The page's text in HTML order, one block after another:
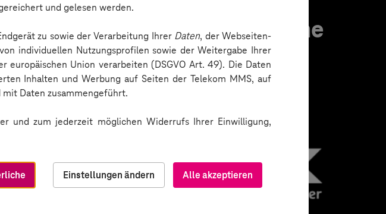
und gelesen werden.
zu sowie der Verarbeitung Ihrer Daten, der Webseiten-
individuellen Nutzungsprofilen sowie der Weitergabe Ihrer
Union verarbeiten (DSGVO Art. 49). Die Daten
Inhalten und Werbung auf Seiten der Telekom MMS, auf
Daten zusammengeführt.
und zum jederzeit möglichen Widerrufs Ihrer Einwilligung,
Alle akzeptieren
Einstellungen ändern
unsere Expertise. Hier eine